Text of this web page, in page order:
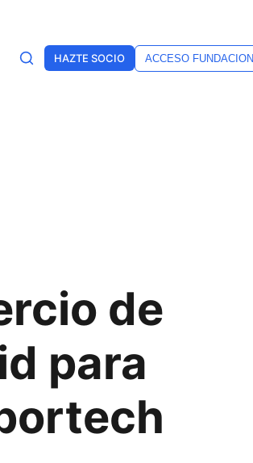
HAZTE SOCIO ACCESO
de
para